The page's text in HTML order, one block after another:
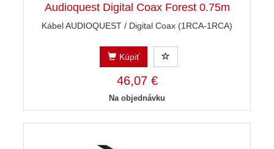
Audioquest Digital Coax Forest 0.75m
Kábel AUDIOQUEST / Digital Coax (1RCA-1RCA)
Kúpiť
46,07 €
Na objednávku